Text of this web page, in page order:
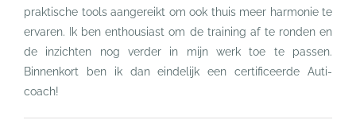
praktische tools aangereikt om ook thuis meer harmonie te
ervaren. Ik ben enthousiast om de training af te ronden en
de inzichten nog verder in mijn werk toe te passen.
Binnenkort ben ik dan eindelijk een certificeerde Auti-
coach!